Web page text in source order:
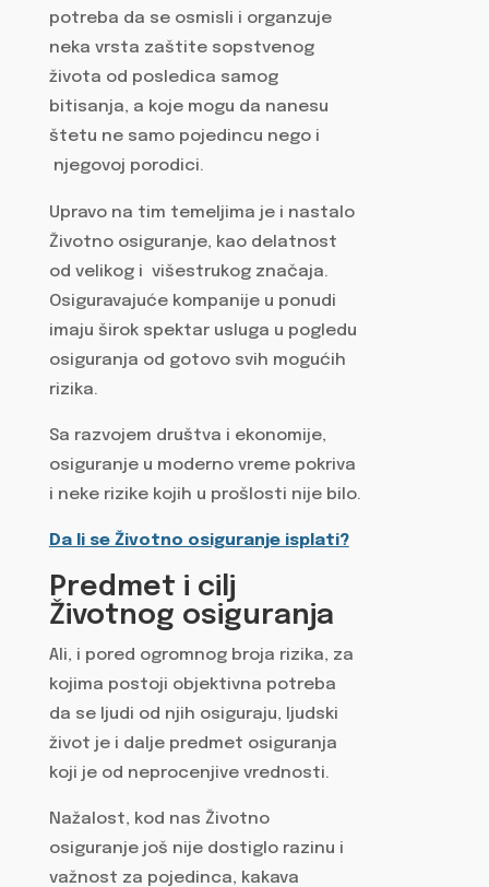
potreba da se osmisli i organzuje
neka vrsta zaštite sopstvenog
života od posledica samog
bitisanja, a koje mogu da nanesu
štetu ne samo pojedincu nego i
njegovoj porodici.
Upravo na tim temeljima je i nastalo
Životno osiguranje, kao delatnost
od velikog i višestrukog značaja.
Osiguravajuće kompanije u ponudi
imaju širok spektar usluga u pogledu
osiguranja od gotovo svih mogućih
rizika.
Sa razvojem društva i ekonomije,
osiguranje u moderno vreme pokriva
i neke rizike kojih u prošlosti nije bilo.
Da li se Životno osiguranje isplati?
Predmet i cilj
Životnog osiguranja
Ali, i pored ogromnog broja rizika, za
kojima postoji objektivna potreba
da se ljudi od njih osiguraju, ljudski
život je i dalje predmet osiguranja
koji je od neprocenjive vrednosti.
Nažalost, kod nas Životno
osiguranje još nije dostiglo razinu i
važnost za pojedinca, kakava